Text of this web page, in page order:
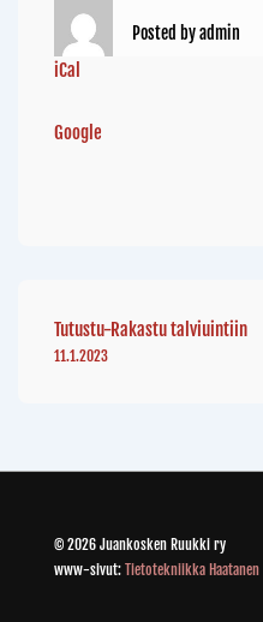
Posted byadmin
iCal
Google
Tutustu-Rakastu talviuintiin
11.1.2023
© 2026 Juankosken Ruukki ry
www-sivut: Tietotekniikka Haatanen